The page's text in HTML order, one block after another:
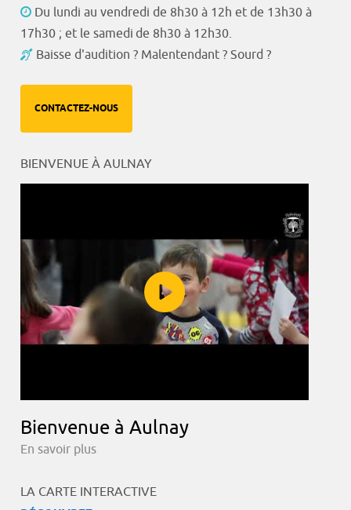
Du lundi au vendredi de 8h30 à 12h et de 13h30 à
17h30 ; et le samedi de 8h30 à 12h30.
Baisse d'audition ? Malentendant ? Sourd ?
CONTACTEZ-NOUS
BIENVENUE À AULNAY
Bienvenue à Aulnay
En savoir plus
LA CARTE INTERACTIVE